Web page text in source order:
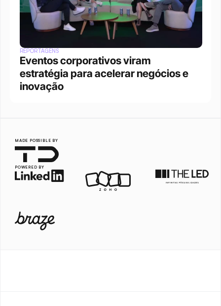
REPORTAGENS
Eventos corporativos viram
estratégia para acelerar negócios e
inovação
MADE POSSIBLE BY
POWERED BY